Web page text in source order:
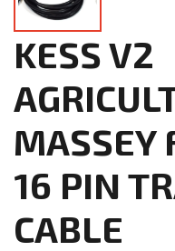
KESS V2
MASSEY
16 PIN
CABLE